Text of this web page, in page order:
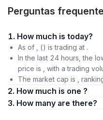
Perguntas
1. How much is today?
As of , () is trading at .
In the last 24 hours, the
price is , with a trading
The market cap is ,
2. How much is one ?
3. How many are there?